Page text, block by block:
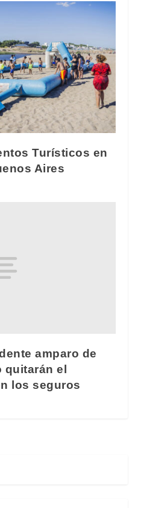
Turísticos en
Aires
amparo de
el
los seguros